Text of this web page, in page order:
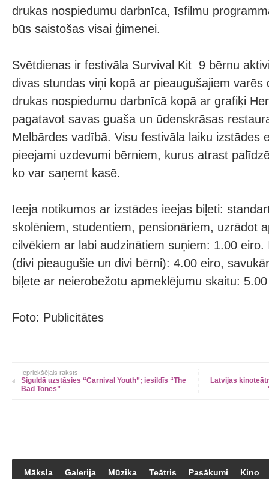
drukas nospiedumu darbnīca, īsfilmu
būs saistošas visai ģimenei.
Svētdienas ir festivāla Survival Kit 9 bērnu
divas stundas viņi kopā ar pieaugušajiem varēs
drukas nospiedumu darbnīcā kopā ar grafiķi
pagatavot savas guaša un ūdenskrāsas
Melbārdes vadībā. Visu festivāla laiku izstādes
pieejami uzdevumi bērniem, kurus atrast
ko var saņemt kasē.
Ieeja notikumos ar izstādes ieejas biļeti:
skolēniem, studentiem, pensionāriem, uzrādot
cilvēkiem ar labi audzinātiem suņiem: 1.00 eiro.
(divi pieaugušie un divi bērni): 4.00 eiro,
biļete ar neierobežotu apmeklējumu skaitu:
Foto: Publicitātes
Iepriekšējais raksts
Siguldā uzstāsies “Carnival Youth”; iesildīs “The
Bad Tones”
Latvijas
Māksla Galerija Mūzika Teātris Pasākumi Kino